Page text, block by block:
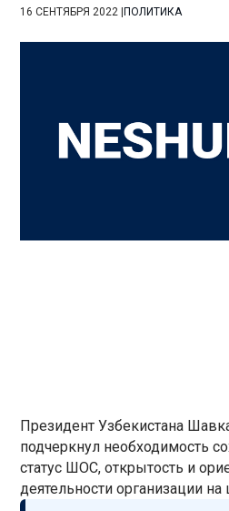
16 СЕНТЯБРЯ 2022 |ПОЛИТИКА
Президент Узбекистана
подчеркнул необходимость
статус ШОС, открытость и
деятельности организации